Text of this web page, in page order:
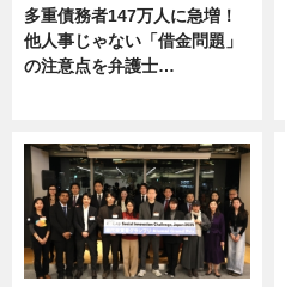
多重債務者147万人に急増！
他人事じゃない「借金問題」
の注意点を弁護士…